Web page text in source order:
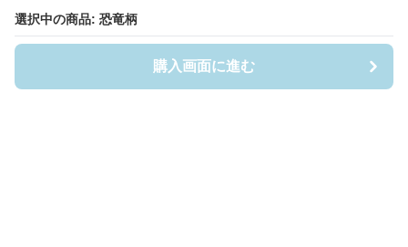
選択中の商品: 恐竜柄
購入画面に進む
選択中の商品: 恐竜柄
購入画面に進む